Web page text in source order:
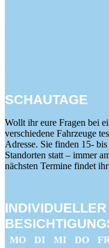
SCHAUTAGE
Wollt ihr eure Fragen bei
verschiedene Fahrzeuge
Adresse. Sie finden 15-
Standorten statt – immer
nächsten Termine findet ihr
INDIVIDUELLER
MO DI MI DO FR